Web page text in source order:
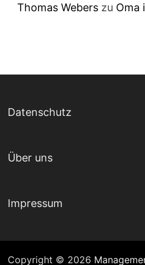
Thomas Webers zu Oma
Datenschutz
Über uns
Impressum
Copyright © 2026